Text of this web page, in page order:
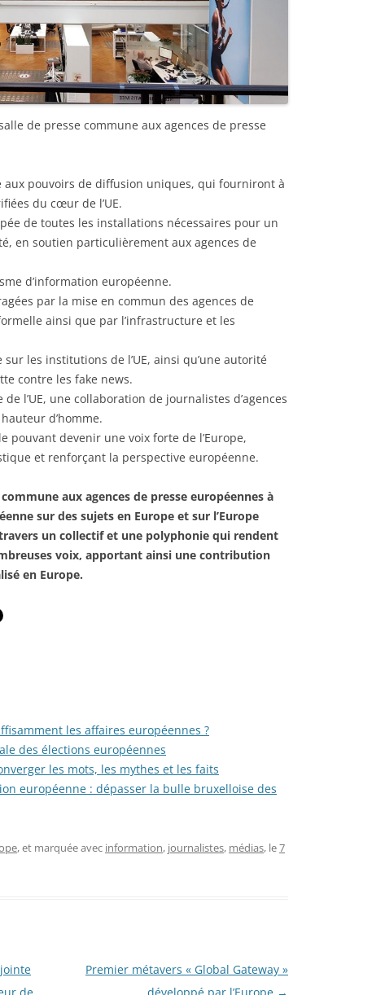
de presse commune aux agences de presse
aux pouvoirs de diffusion uniques, qui fourniront à
du cœur de l’UE.
de toutes les installations nécessaires pour un
en soutien particulièrement aux agences de
d’information européenne.
par la mise en commun des agences de
ainsi que par l’infrastructure et les
les institutions de l’UE, ainsi qu’une autorité
contre les fake news.
l’UE, une collaboration de journalistes d’agences
d’homme.
devenir une voix forte de l’Europe,
et renforçant la perspective européenne.
aux agences de presse européennes à
sur des sujets en Europe et sur l’Europe
un collectif et une polyphonie qui rendent
voix, apportant ainsi une contribution
en Europe.
les affaires européennes ?
des élections européennes
les mots, les mythes et les faits
européenne : dépasser la bulle bruxelloise des
, et marquée avec information, journalistes, médias, le7
de
Premier métavers « Global Gateway »
développé par l’Europe →